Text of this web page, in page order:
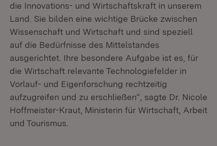
die Innovations- und Wirtschaftskraft in unserem
Land. Sie bilden eine wichtige Brücke zwischen
Wissenschaft und Wirtschaft und sind speziell
auf die Bedürfnisse des Mittelstandes
ausgerichtet. Ihre besondere Aufgabe ist es, für
die Wirtschaft relevante Technologiefelder in
Vorlauf- und Eigenforschung rechtzeitig
aufzugreifen und zu erschließen“, sagte Dr. Nicole
Hoffmeister-Kraut, Ministerin für Wirtschaft, Arbeit
und Tourismus.